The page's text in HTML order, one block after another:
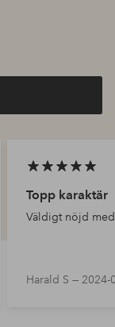
Topp karaktär
Väldigt nöjd
Harald S — 2024-